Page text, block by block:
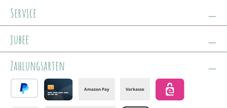
Service
jubee
Zahlungsarten
Amazon Pay Vorkasse